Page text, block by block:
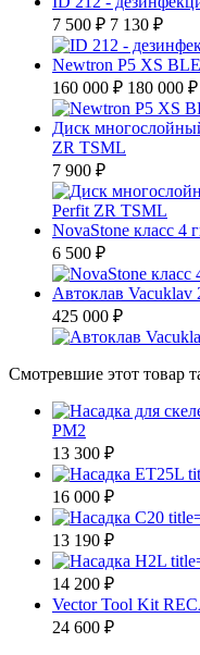
7 500 ₽ 7 130 ₽
Newtron P5 XS
160 000 ₽ 180 000 ₽
Диск
ZR TSML
7 900 ₽
NovaStone класс 4
6 500 ₽
Автоклав Vacuklav
425 000 ₽
Смотревшие этот товар
PM2
13 300 ₽
16 000 ₽
13 190 ₽
14 200 ₽
Vector Tool Kit
24 600 ₽